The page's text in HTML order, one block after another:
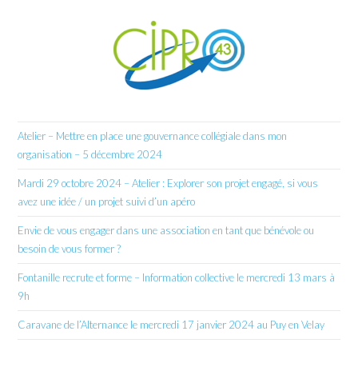
Atelier – Mettre en place une gouvernance collégiale dans mon
organisation – 5 décembre 2024
Mardi 29 octobre 2024 – Atelier : Explorer son projet engagé, si vous
avez une idée / un projet suivi d’un apéro
Envie de vous engager dans une association en tant que bénévole ou
besoin de vous former ?
Fontanille recrute et forme – Information collective le mercredi 13 mars à
9h
Caravane de l’Alternance le mercredi 17 janvier 2024 au Puy en Velay